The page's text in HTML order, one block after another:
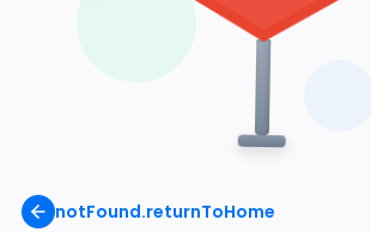
notFound.returnToHome